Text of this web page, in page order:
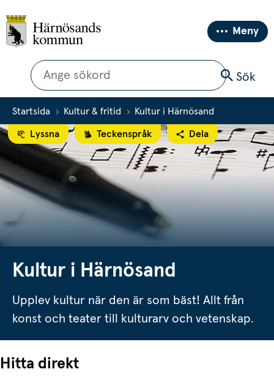
Meny
Sök
Sök
Startsida Kultur & fritid Kultur i Härnösand
Lyssna Teckenspråk Dela
Kultur i Härnösand
Upplev kultur när den är som bäst! Allt från
konst och teater till kulturarv och vetenskap.
Hitta direkt